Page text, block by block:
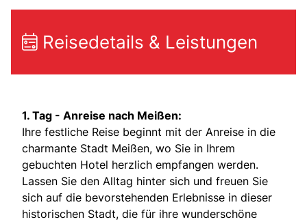
Reisedetails & Leistungen
1. Tag - Anreise nach Meißen:
Ihre festliche Reise beginnt mit der Anreise in die
charmante Stadt Meißen, wo Sie in Ihrem
gebuchten Hotel herzlich empfangen werden.
Lassen Sie den Alltag hinter sich und freuen Sie
sich auf die bevorstehenden Erlebnisse in dieser
historischen Stadt, die für ihre wunderschöne